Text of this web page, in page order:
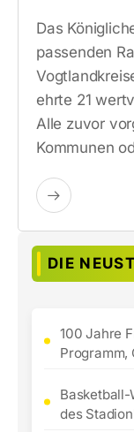
Das
passenden
ehrte 21
Alle zuvor
Kommunen
DIE
100 Jahre
Programm,
Basketball-
des